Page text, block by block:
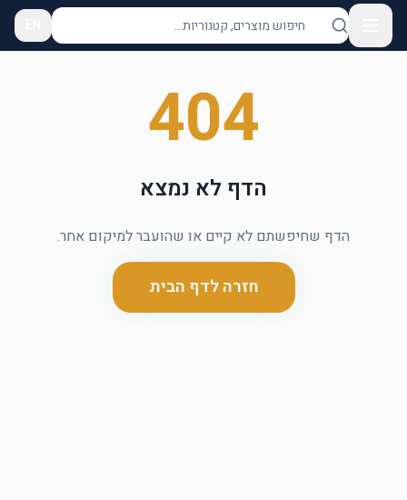
404
הדף לא נמצא
הדף שחיפשתם לא קיים או שהועבר למיקום אחר.
חזרה לדף הבית